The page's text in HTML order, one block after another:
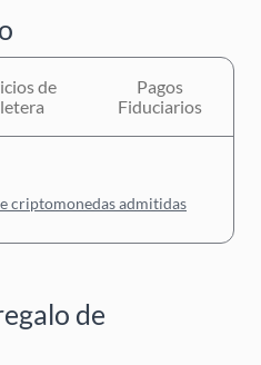
de
Pagos
Fiduciarios
criptomonedas admitidas
de